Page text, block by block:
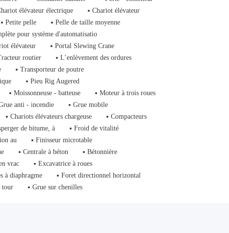
élévateur électrique
Chariot élévateur
Petite pelle
Pelle de taille moyenne
pour système d'automatisatio
élévateur
Portal Slewing Crane
routier
L’enlèvement des ordures
Transporteur de poutre
Pieu Rig Augered
Moissonneuse - batteuse
Moteur à trois roues
anti - incendie
Grue mobile
Chariots élévateurs chargeuse
Compacteurs
de bitume, à
Froid de vitalité
au
Finisseur microtable
Centrale à béton
Bétonnière
vrac
Excavatrice à roues
à diaphragme
Foret directionnel horizontal
tour Grue sur chenilles